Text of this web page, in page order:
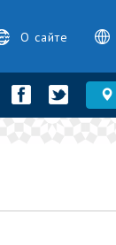
О сайте